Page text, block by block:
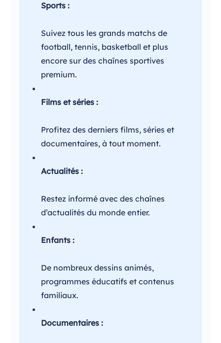
Sports :
Suivez tous les grands matchs de
football, tennis, basketball et plus
encore sur des chaînes sportives
premium.
Films et séries :
Profitez des derniers films, séries et
documentaires, à tout moment.
Actualités :
Restez informé avec des chaînes
d’actualités du monde entier.
Enfants :
De nombreux dessins animés,
programmes éducatifs et contenus
familiaux.
Documentaires :